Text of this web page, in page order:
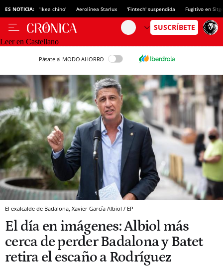
ES NOTICIA: 'Ikea chino' Aerolínea Starlux 'Fintech' suspendida Fugitivo en
Leer en Castellano
Pásate al MODO AHORRO
El exalcalde de Badalona, Xavier García Albiol / EP
El día en imágenes: Albiol más
cerca de perder Badalona y Batet
retira el escaño a Rodríguez